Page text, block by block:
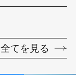
全てを見る